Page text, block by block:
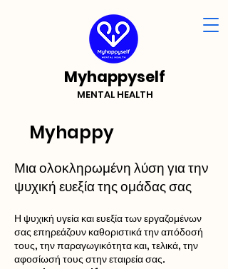
Myhappyself
MENTAL HEALTH
Myhappy
Μια ολοκληρωμένη λύση για την
ψυχική ευεξία της ομάδας σας
Η ψυχική υγεία και ευεξία των εργαζομένων
σας επηρεάζουν καθοριστικά την απόδοσή
τους, την παραγωγικότητα και, τελικά, την
αφοσίωσή τους στην εταιρεία σας.